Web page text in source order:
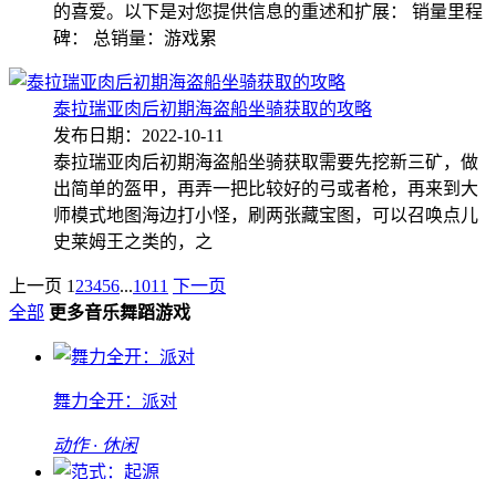
的喜爱。以下是对您提供信息的重述和扩展： 销量里程
碑： 总销量：游戏累
泰拉瑞亚肉后初期海盗船坐骑获取的攻略
发布日期：2022-10-11
泰拉瑞亚肉后初期海盗船坐骑获取需要先挖新三矿，做
出简单的盔甲，再弄一把比较好的弓或者枪，再来到大
师模式地图海边打小怪，刷两张藏宝图，可以召唤点儿
史莱姆王之类的，之
上一页 1 23456...1011 下一页
全部 更多音乐舞蹈游戏
舞力全开：派对
动作 · 休闲